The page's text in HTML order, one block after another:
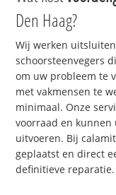
Den Haag?
Wij werken
schoorsteenvegers
om uw probleem te
met vakmensen te
minimaal. Onze
voorraad en kunnen
uitvoeren. Bij
geplaatst en direct
definitieve reparatie.